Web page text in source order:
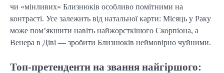
чи «мінливих» Близнюків особливо помітними на
контрасті. Усе залежить від натальної карти: Місяць у Раку
може пом’якшити навіть найжорсткішого Скорпіона, а
Венера в Діві — зробити Близнюків неймовірно чуйними.
Топ-претенденти на звання найгіршого: